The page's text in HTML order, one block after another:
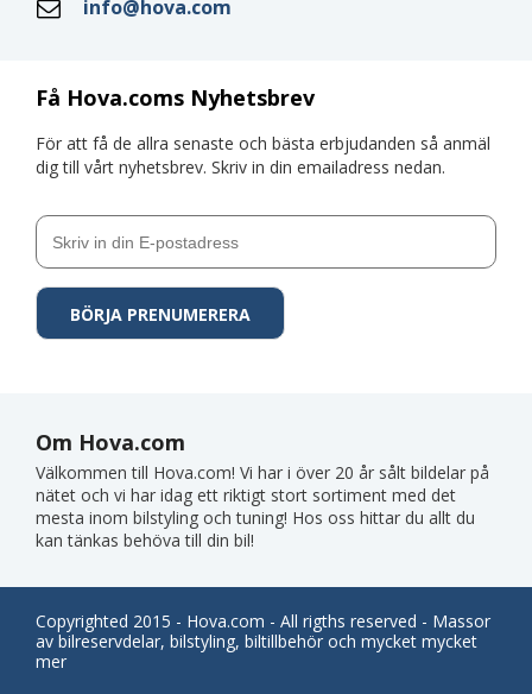
Få Hova.coms Nyhetsbrev
För att få de allra senaste och bästa erbjudanden så anmäl
dig till vårt nyhetsbrev. Skriv in din emailadress nedan.
info@hova.com
Om Hova.com
Välkommen till Hova.com! Vi har i över 20 år sålt bildelar på
nätet och vi har idag ett riktigt stort sortiment med det
mesta inom bilstyling och tuning! Hos oss hittar du allt du
kan tänkas behöva till din bil!
Copyrighted 2015 - Hova.com - All rigths reserved - Massor
av bilreservdelar, bilstyling, biltillbehör och mycket mycket
mer